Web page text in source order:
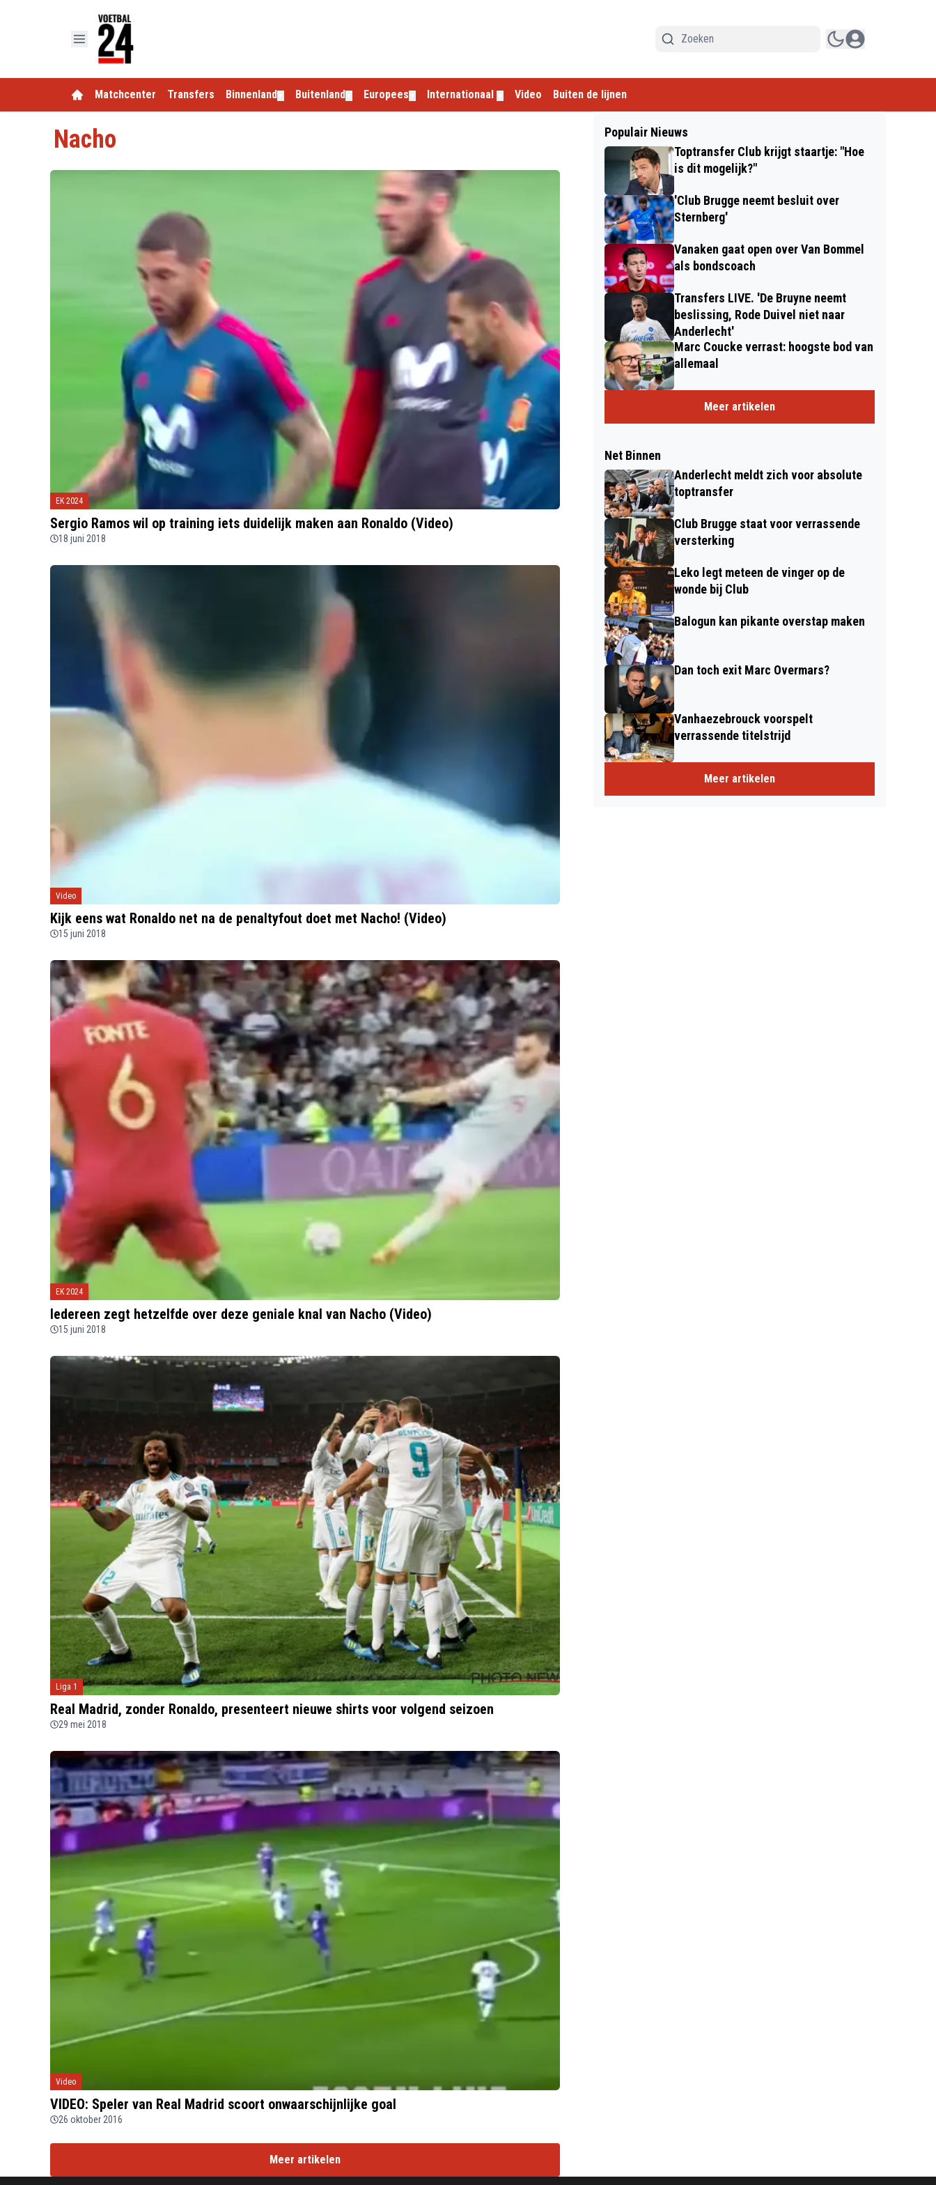
Matchcenter Transfers Binnenland Buitenland Europees Internationaal Video Buiten de lijnen
Nacho
EK 2024
Sergio Ramos wil op training iets duidelijk maken aan Ronaldo (Video)
18 juni 2018
Video
Kijk eens wat Ronaldo net na de penaltyfout doet met Nacho! (Video)
15 juni 2018
EK 2024
Iedereen zegt hetzelfde over deze geniale knal van Nacho (Video)
15 juni 2018
Liga 1
Real Madrid, zonder Ronaldo, presenteert nieuwe shirts voor volgend seizoen
29 mei 2018
Video
VIDEO: Speler van Real Madrid scoort onwaarschijnlijke goal
26 oktober 2016
Meer artikelen
Populair Nieuws
Toptransfer Club krijgt staartje: "Hoe
is dit mogelijk?"
'Club Brugge neemt besluit over
Sternberg'
Vanaken gaat open over Van Bommel
als bondscoach
Transfers LIVE. 'De Bruyne neemt
beslissing, Rode Duivel niet naar
Anderlecht'
Marc Coucke verrast: hoogste bod van
allemaal
Meer artikelen
Net Binnen
Anderlecht meldt zich voor absolute
toptransfer
Club Brugge staat voor verrassende
versterking
Leko legt meteen de vinger op de
wonde bij Club
Balogun kan pikante overstap maken
Dan toch exit Marc Overmars?
Vanhaezebrouck voorspelt
verrassende titelstrijd
Meer artikelen